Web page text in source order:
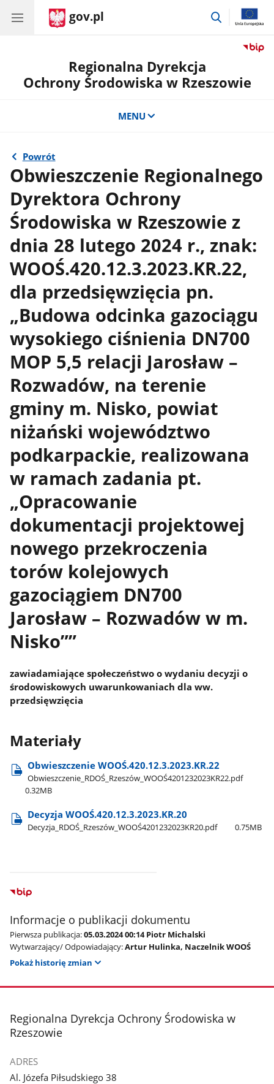
gov.pl
przejdź
Regionalna Dyrekcja
Ochrony Środowiska w Rzeszowie
MENU
Powrót
Obwieszczenie Regionalnego
Dyrektora Ochrony
Środowiska w Rzeszowie z
dnia 28 lutego 2024 r., znak:
WOOŚ.420.12.3.2023.KR.22,
dla przedsięwzięcia pn.
„Budowa odcinka gazociągu
wysokiego ciśnienia DN700
MOP 5,5 relacji Jarosław –
Rozwadów, na terenie
gminy m. Nisko, powiat
niżański województwo
podkarpackie, realizowana
w ramach zadania pt.
„Opracowanie
dokumentacji projektowej
nowego przekroczenia
torów kolejowych
gazociągiem DN700
Jarosław – Rozwadów w m.
Nisko””
zawiadamiające społeczeństwo o wydaniu decyzji o
środowiskowych uwarunkowaniach dla ww.
przedsięwzięcia
Materiały
Obwieszczenie WOOŚ.420.12.3.2023.KR.22
Obwieszczenie​_RDOŚ​_Rzeszów​_WOOŚ4201232023KR22.pdf
0.32MB
Decyzja WOOŚ.420.12.3.2023.KR.20
Decyzja​_RDOŚ​_Rzeszów​_WOOŚ4201232023KR20.pdf 0.75MB
Informacje o publikacji dokumentu
Pierwsza publikacja:05.03.2024 00:14 Piotr Michalski
Wytwarzający/ Odpowiadający:Artur Hulinka, Naczelnik WOOŚ
Pokaż historię zmian
stopka
Regionalna Dyrekcja Ochrony Środowiska w
Rzeszowie
ADRES
Al. Józefa Piłsudskiego 38